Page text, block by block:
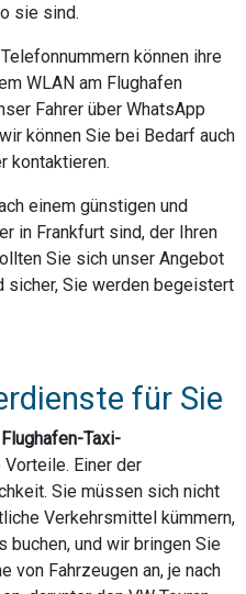
sie sind.
können ihre
WLAN am Flughafen
Fahrer über WhatsApp
können Sie bei Bedarf auch
kontaktieren.
einem günstigen und
in Frankfurt sind, der Ihren
Sie sich unser Angebot
sicher, Sie werden begeistert
für Sie
Flughafen-Taxi-
Vorteile. Einer der
Sie müssen sich nicht
Verkehrsmittel kümmern,
buchen, und wir bringen Sie
von Fahrzeugen an, je nach